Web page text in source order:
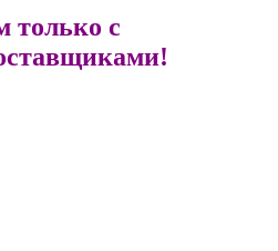
только с